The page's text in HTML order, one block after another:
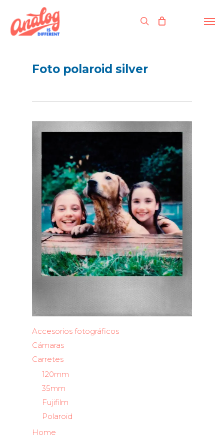
main
content
search
Foto polaroid silver
Accesorios fotográficos
Cámaras
Carretes
120mm
35mm
Fujifilm
Polaroid
Home